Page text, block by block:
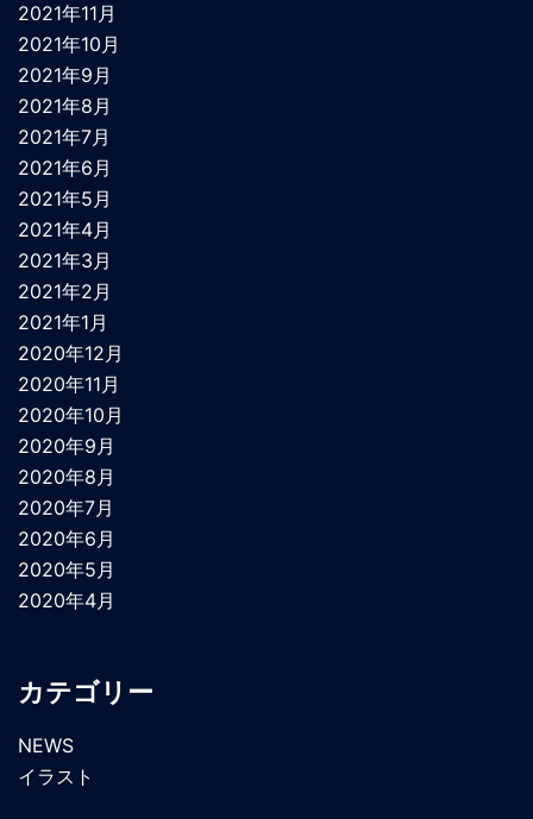
2021年11月
2021年10月
2021年9月
2021年8月
2021年7月
2021年6月
2021年5月
2021年4月
2021年3月
2021年2月
2021年1月
2020年12月
2020年11月
2020年10月
2020年9月
2020年8月
2020年7月
2020年6月
2020年5月
2020年4月
カテゴリー
NEWS
イラスト